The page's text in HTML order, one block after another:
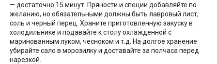
— достаточно 15 минут. Пряности и специи добавляйте по
желанию, но обязательными должны быть лавровый лист,
соль и черный перец. Храните приготовленную закуску в
холодильнике и подавайте к столу охлажденной с
маринованным луком, чесноком и т.д. На долгое хранение
убирайте сало в морозилку и доставайте за полчаса перед
нарезкой.